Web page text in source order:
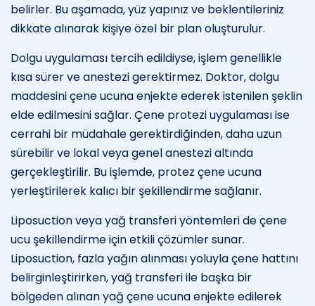
belirler. Bu aşamada, yüz yapınız ve beklentileriniz
dikkate alınarak kişiye özel bir plan oluşturulur.
Dolgu uygulaması tercih edildiyse, işlem genellikle
kısa sürer ve anestezi gerektirmez. Doktor, dolgu
maddesini çene ucuna enjekte ederek istenilen şeklin
elde edilmesini sağlar. Çene protezi uygulaması ise
cerrahi bir müdahale gerektirdiğinden, daha uzun
sürebilir ve lokal veya genel anestezi altında
gerçekleştirilir. Bu işlemde, protez çene ucuna
yerleştirilerek kalıcı bir şekillendirme sağlanır.
Liposuction veya yağ transferi yöntemleri de çene
ucu şekillendirme için etkili çözümler sunar.
Liposuction, fazla yağın alınması yoluyla çene hattını
belirginleştirirken, yağ transferi ile başka bir
bölgeden alınan yağ çene ucuna enjekte edilerek